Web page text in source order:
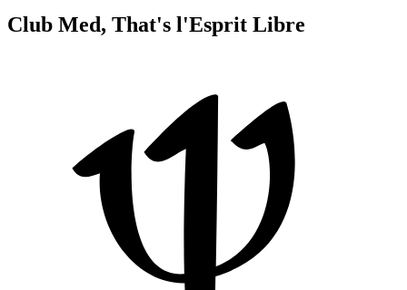
Club Med, That's l'Esprit Libre